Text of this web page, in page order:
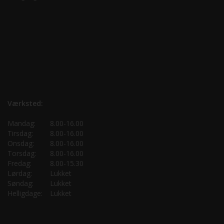
Værksted:
Mandag:
8.00-16.00
Tirsdag:
8.00-16.00
Onsdag:
8.00-16.00
Torsdag:
8.00-16.00
Fredag:
8.00-15.30
Lørdag:
Lukket
Søndag:
Lukket
Helligdage:
Lukket